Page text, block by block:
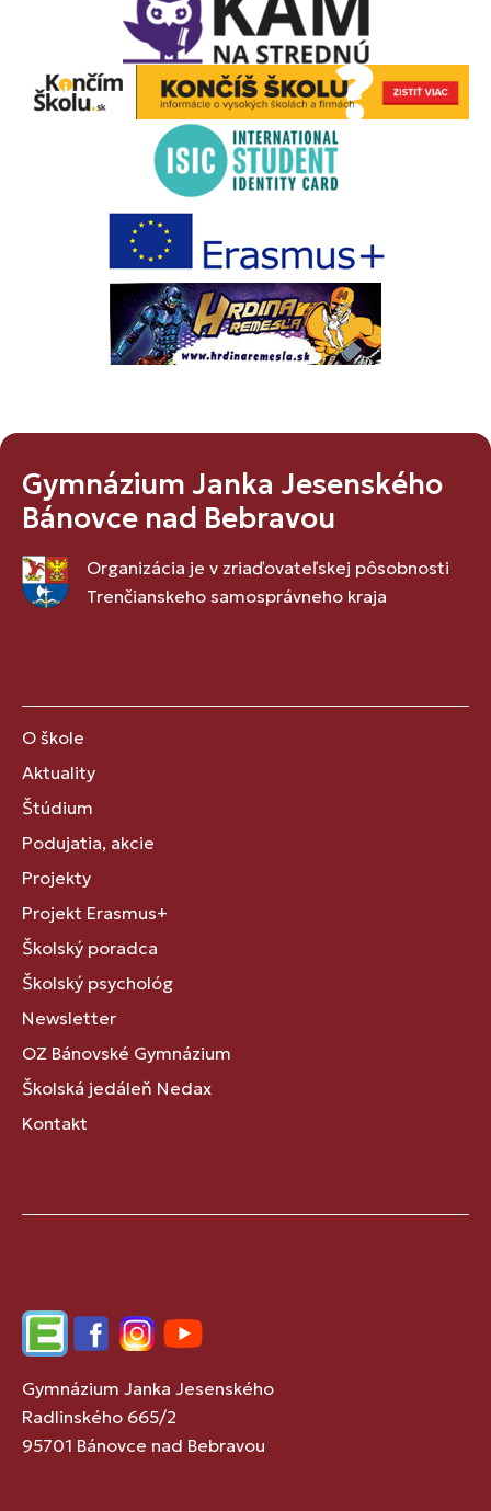
Gymnázium Janka Jesenského
Bánovce nad Bebravou
Organizácia je v zriaďovateľskej pôsobnosti
Trenčianskeho samosprávneho kraja
O škole
Aktuality
Štúdium
Podujatia, akcie
Projekty
Projekt Erasmus+
Školský poradca
Školský psychológ
Newsletter
OZ Bánovské Gymnázium
Školská jedáleň Nedax
Kontakt
EdupageFacebookInstagram
YouTube
Gymnázium Janka Jesenského
Radlinského 665/2
95701 Bánovce nad Bebravou